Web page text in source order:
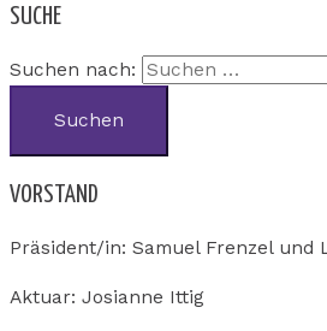
SUCHE
Suchen nach:
VORSTAND
Präsident/in: Samuel Frenzel und
Aktuar: Josianne Ittig